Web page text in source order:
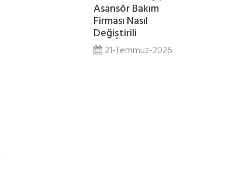
Asansör Bakım
Firması Nasıl
Değiştirili
21-Temmuz-2026